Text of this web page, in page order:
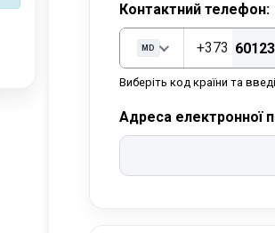
Контактний телефон:
MD +373
Виберіть код країни та
Адреса електронної